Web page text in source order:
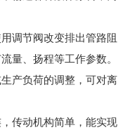
调节阀改变排出管路阻
量、扬程等工作参数。
产负荷的调整，可对离
传动机构简单，能实现